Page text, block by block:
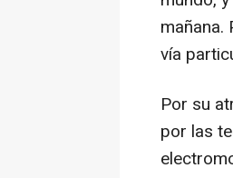
mañana.
vía
Por su
por las